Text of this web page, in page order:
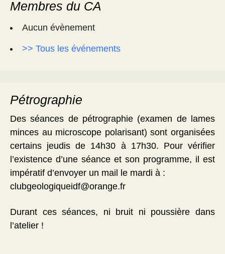
Membres du CA
Aucun évènement
>> Tous les événements
Pétrographie
Des séances de pétrographie (examen de lames
minces au microscope polarisant) sont organisées
certains jeudis de 14h30 à 17h30. Pour vérifier
l’existence d’une séance et son programme, il est
impératif d’envoyer un mail le mardi à :
clubgeologiqueidf@orange.fr
Durant ces séances, ni bruit ni poussière dans
l’atelier !